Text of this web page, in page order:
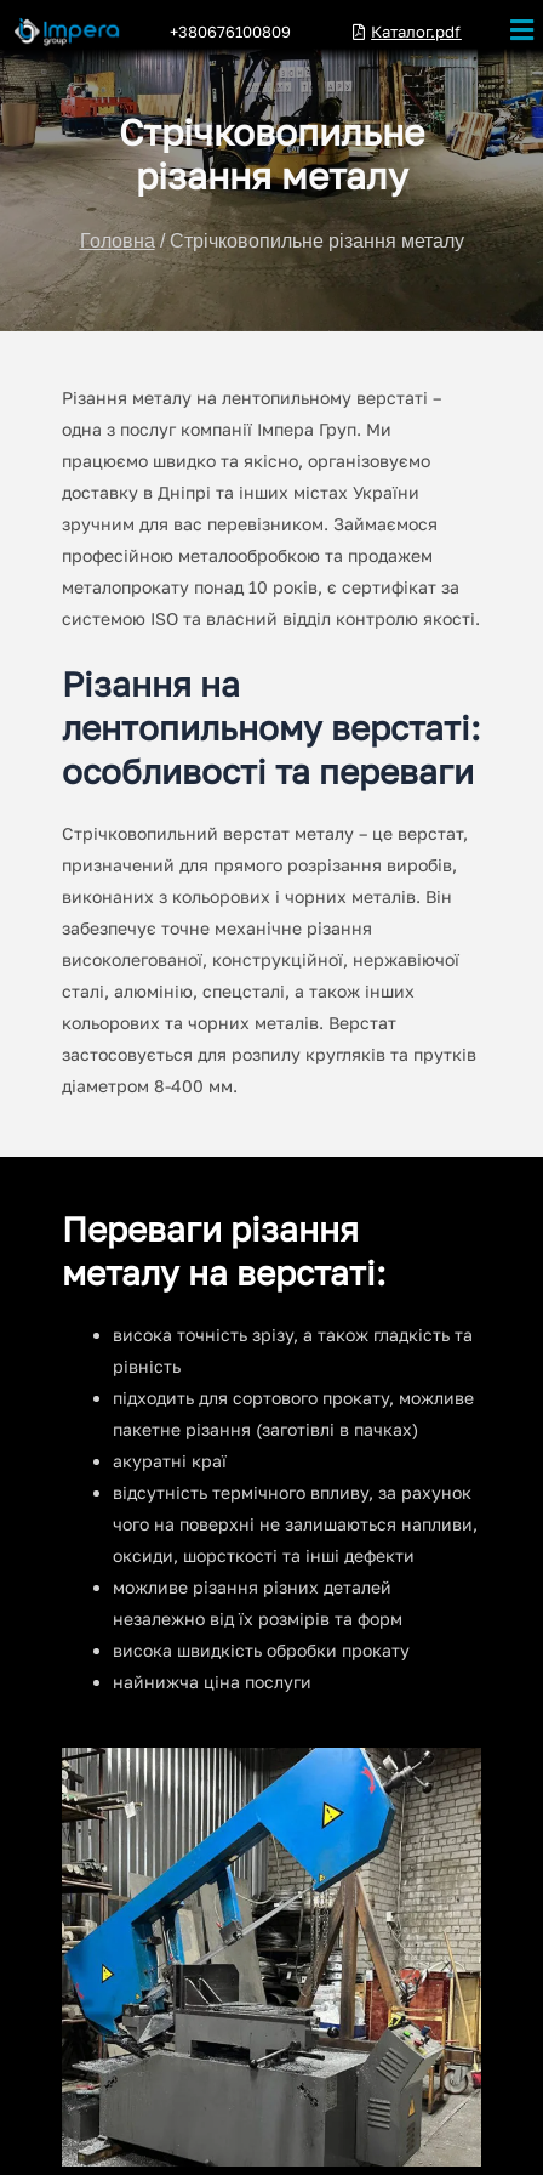
+380676100809 Каталог.pdf
Стрічковопильне
різання металу
Головна/ Стрічковопильне різання металу
Різання металу на лентопильному верстаті –
одна з послуг компанії Імпера Груп. Ми
працюємо швидко та якісно, організовуємо
доставку в Дніпрі та інших містах України
зручним для вас перевізником. Займаємося
професійною металообробкою та продажем
металопрокату понад 10 років, є сертифікат за
системою ISO та власний відділ контролю якості.
Різання на
лентопильному верстаті:
особливості та переваги
Стрічковопильний верстат металу – це верстат,
призначений для прямого розрізання виробів,
виконаних з кольорових і чорних металів. Він
забезпечує точне механічне різання
високолегованої, конструкційної, нержавіючої
сталі, алюмінію, спецсталі, а також інших
кольорових та чорних металів. Верстат
застосовується для розпилу кругляків та прутків
діаметром 8-400 мм.
Переваги різання
металу на верстаті:
висока точність зрізу, а також гладкість та
рівність
підходить для сортового прокату, можливе
пакетне різання (заготівлі в пачках)
акуратні краї
відсутність термічного впливу, за рахунок
чого на поверхні не залишаються напливи,
оксиди, шорсткості та інші дефекти
можливе різання різних деталей
незалежно від їх розмірів та форм
висока швидкість обробки прокату
найнижча ціна послуги